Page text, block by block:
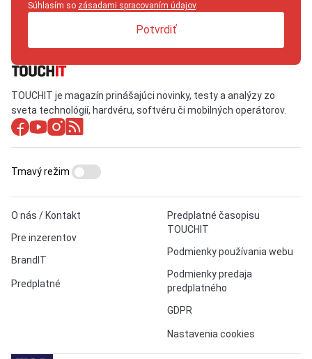
Súhlasím so zásadami spracovaním údajov.
Potvrdiť
TOUCHIT je magazín prinášajúci novinky, testy a analýzy zo
sveta technológií, hardvéru, softvéru či mobilných operátorov.
O nás / Kontakt
Pre inzerentov
BrandIT
Predplatné
Predplatné časopisu
TOUCHIT
Podmienky používania webu
Podmienky predaja
predplatného
GDPR
Nastavenia cookies
Tmavý režim